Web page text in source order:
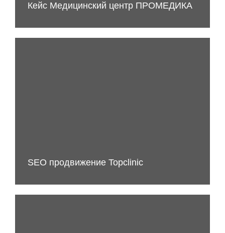
Кейс Медицинский центр ПРОМЕДИКА
SEO продвижение Topclinic